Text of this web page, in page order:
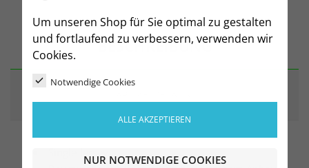
Um unseren Shop für Sie optimal zu gestalten
und fortlaufend zu verbessern, verwenden wir
Cookies.
Notwendige Cookies
ALLE AKZEPTIEREN
NUR NOTWENDIGE COOKIES
BESCHREIBUNG